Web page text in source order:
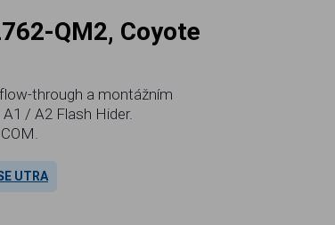
through a montážním
/ A2 Flash Hider.
UTRA